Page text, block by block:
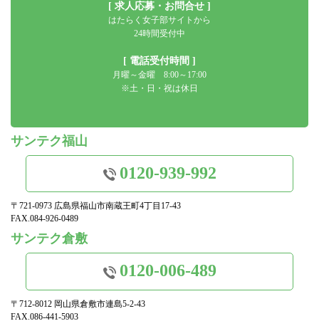
[ 求人応募・お問合せ ]
はたらく女子部サイトから
24時間受付中
[ 電話受付時間 ]
月曜～金曜 8:00～17:00
※土・日・祝は休日
サンテク福山
0120-939-992
〒721-0973 広島県福山市南蔵王町4丁目17-43
FAX.084-926-0489
サンテク倉敷
0120-006-489
〒712-8012 岡山県倉敷市連島5-2-43
FAX.086-441-5903